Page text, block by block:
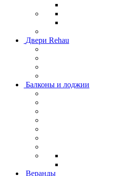
Двери Rehau
Балконы и лоджии
Веранды